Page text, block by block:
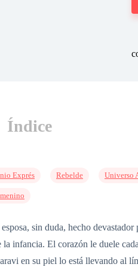
Índice
Exprés Rebelde Universo
sin duda, hecho
infancia. El corazón le duele
en su piel lo está llevando al